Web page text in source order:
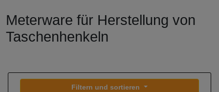
Meterware für Herstellung von
Taschenhenkeln
Filtern und sortieren